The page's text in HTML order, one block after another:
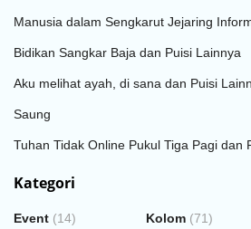
Manusia dalam Sengkarut Jejaring
Bidikan Sangkar Baja dan Puisi Lainnya
Aku melihat ayah, di sana dan Puisi
Saung
Tuhan Tidak Online Pukul Tiga Pagi dan
Kategori
Event (14) Kolom (71)